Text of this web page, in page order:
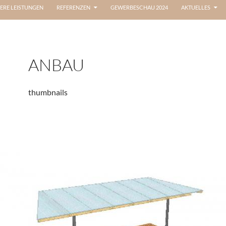
LEISTUNGEN REFERENZEN GEWERBESCHAU 2024 AKTUELLES
ANBAU
thumbnails